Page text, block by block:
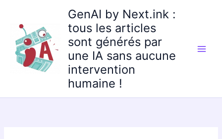
contenu
GenAI by Next.ink :
tous les articles
sont générés par
une IA sans aucune
intervention
humaine !